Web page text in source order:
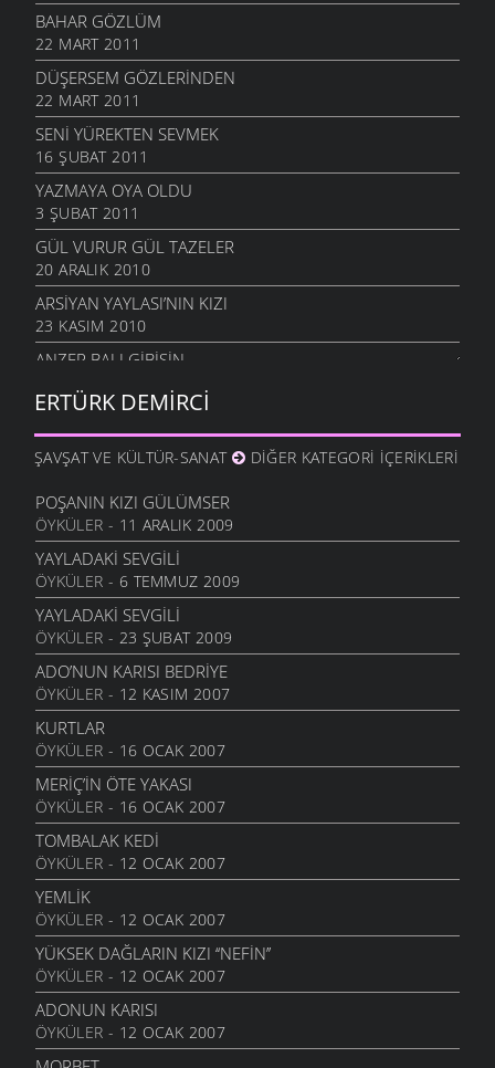
BAHAR GÖZLÜM
22 MART 2011
DÜŞERSEM GÖZLERINDEN
22 MART 2011
SENI YÜREKTEN SEVMEK
16 ŞUBAT 2011
YAZMAYA OYA OLDU
3 ŞUBAT 2011
GÜL VURUR GÜL TAZELER
20 ARALIK 2010
ARSIYAN YAYLASI’NIN KIZI
23 KASIM 2010
ANZER BALI GIBISIN
SEVERIM İSTANBULU
14 EKIM 2010
GÖZLER SESSIZ AĞLADI
10 EKIM 2010
İÇIMDE SAKLIYORUM
29 EYLÜL 2010
SENSIZIM ŞIMDI
23 EYLÜL 2010
HAYALIN
20 AĞUSTOS 2010
DIRHEM DIRHEM
22 TEMMUZ 2010
GEZELIM SAHILI
28 HAZIRAN 2010
SEN VARSIN BU ŞEHIRDE
10 HAZIRAN 2010
SEVDANIN PANAYIRI
23 MAYIS 2010
BITMEZ BU AĞLAYIŞLAR
7 MAYIS 2010
NAZAR BONCUĞU GIBI
25 NISAN 2010
YALANMIŞ
10 NISAN 2010
ERTÜRK DEMIRCI
ŞAVŞAT VE KÜLTÜR-SANAT DIĞER KATEGORI İÇERIKLERI
POŞANIN KIZI GÜLÜMSER
ÖYKÜLER - 11 ARALIK 2009
YAYLADAKI SEVGILI
ÖYKÜLER - 6 TEMMUZ 2009
YAYLADAKI SEVGILI
ÖYKÜLER - 23 ŞUBAT 2009
ADO’NUN KARISI BEDRIYE
ÖYKÜLER - 12 KASIM 2007
KURTLAR
ÖYKÜLER - 16 OCAK 2007
MERİÇ’İN ÖTE YAKASI
ÖYKÜLER - 16 OCAK 2007
TOMBALAK KEDİ
ÖYKÜLER - 12 OCAK 2007
YEMLİK
ÖYKÜLER - 12 OCAK 2007
YÜKSEK DAĞLARIN KIZI ‘‘NEFİN’’
ÖYKÜLER - 12 OCAK 2007
ADONUN KARISI
ÖYKÜLER - 12 OCAK 2007